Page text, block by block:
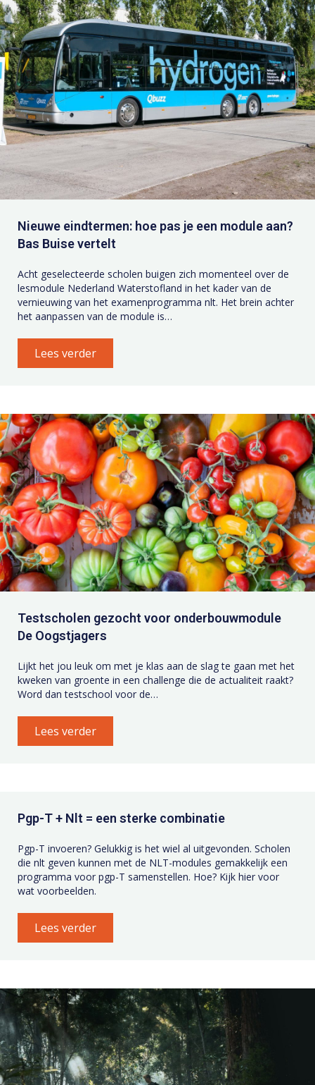
Nieuwe eindtermen: hoe pas je een module aan?
Bas Buise vertelt
Acht geselecteerde scholen buigen zich momenteel over de
lesmodule Nederland Waterstofland in het kader van de
vernieuwing van het examenprogramma nlt. Het brein achter
het aanpassen van de module is…
Lees verder
Testscholen gezocht voor onderbouwmodule
De Oogstjagers
Lijkt het jou leuk om met je klas aan de slag te gaan met het
kweken van groente in een challenge die de actualiteit raakt?
Word dan testschool voor de…
Lees verder
Pgp-T + Nlt = een sterke combinatie
Pgp-T invoeren? Gelukkig is het wiel al uitgevonden. Scholen
die nlt geven kunnen met de NLT-modules gemakkelijk een
programma voor pgp-T samenstellen. Hoe? Kijk hier voor
wat voorbeelden.
Lees verder